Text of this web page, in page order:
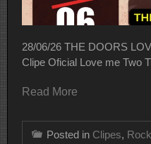
28/06/26 THE DOORS
Clipe Oficial Love me Two
Read More
Posted in Clipes,